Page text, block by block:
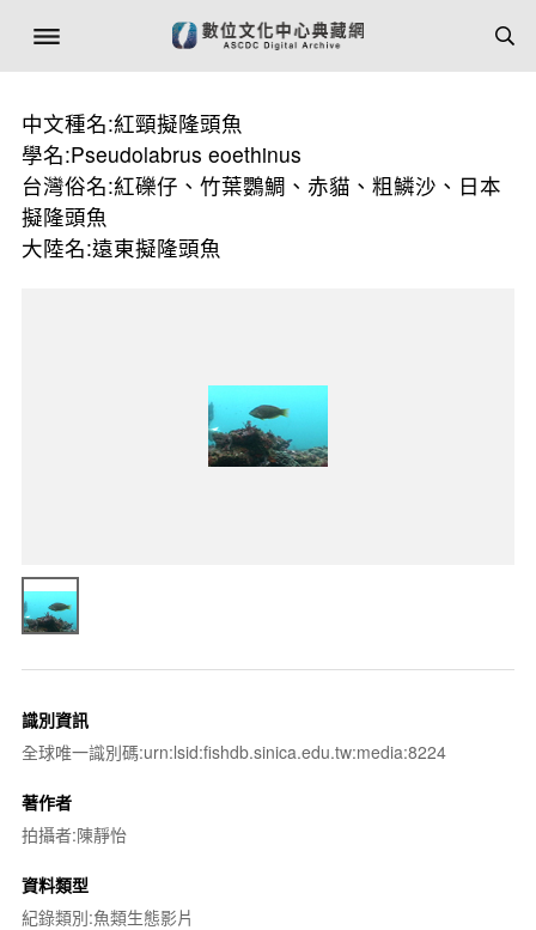
中文種名:紅頸擬隆頭魚
學名:Pseudolabrus eoethinus
台灣俗名:紅礫仔、竹葉鸚鯛、赤貓、粗鱗沙、日本
擬隆頭魚
大陸名:遠東擬隆頭魚
識別資訊
全球唯一識別碼:urn:lsid:fishdb.sinica.edu.tw:media:8224
著作者
拍攝者:陳靜怡
資料類型
紀錄類別:魚類生態影片